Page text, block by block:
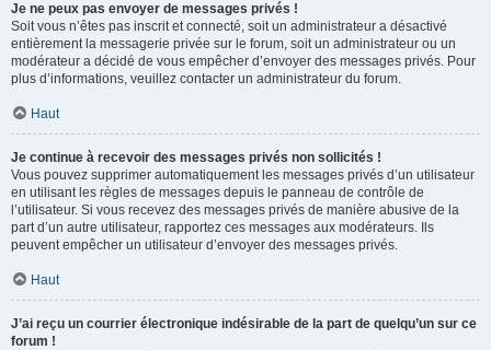
Je ne peux pas envoyer de messages privés !
Soit vous n’êtes pas inscrit et connecté, soit un administrateur a désactivé
entièrement la messagerie privée sur le forum, soit un administrateur ou un
modérateur a décidé de vous empêcher d’envoyer des messages privés. Pour
plus d’informations, veuillez contacter un administrateur du forum.
Haut
Je continue à recevoir des messages privés non sollicités !
Vous pouvez supprimer automatiquement les messages privés d’un utilisateur
en utilisant les règles de messages depuis le panneau de contrôle de
l’utilisateur. Si vous recevez des messages privés de manière abusive de la
part d’un autre utilisateur, rapportez ces messages aux modérateurs. Ils
peuvent empêcher un utilisateur d’envoyer des messages privés.
Haut
J’ai reçu un courrier électronique indésirable de la part de quelqu’un sur ce
forum !